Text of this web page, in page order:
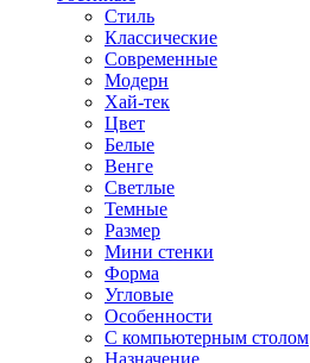
Стиль
Классические
Современные
Модерн
Хай-тек
Цвет
Белые
Венге
Светлые
Темные
Размер
Мини стенки
Форма
Угловые
Особенности
С компьютерным столом
Назначение